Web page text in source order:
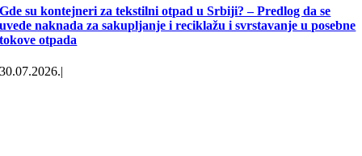
Gde su kontejneri za tekstilni otpad u Srbiji? – Predlog da se
uvede naknada za sakupljanje i reciklažu i svrstavanje u posebne
tokove otpada
30.07.2026.|